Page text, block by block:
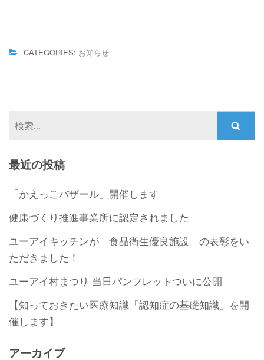
CATEGORIES: お知らせ
最近の投稿
「かえっこバザール」開催します
健康づくり推進事業所に認定されました
ユーアイキッチンが「食品衛生優良施設」の表彰をい
ただきました！
ユーアイ村まつり 当日パンフレットついに公開
【知っておきたい医療知識「認知症の基礎知識」を開
催します】
アーカイブ